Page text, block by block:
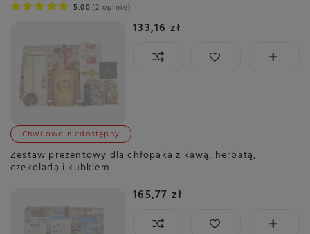
5.00 2 opinie
133,16 zł
Chwilowo niedostępny
Zestaw prezentowy dla chłopaka z kawą, herbatą,
czekoladą i kubkiem
165,77 zł